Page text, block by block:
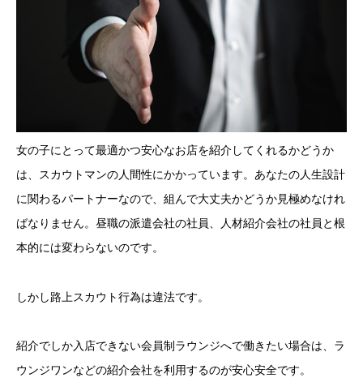
女の子にとって最適かつ安心なお店を紹介してくれるかどうか
は、スカウトマンの人間性にかかっています。あなたの人生設計
に関わるパートナーなので、組んで大丈夫かどうか見極めなけれ
ばなりません。昼職の派遣会社の社員、人材紹介会社の社員と根
本的には変わらないのです。
しかし路上スカウト行為は違法です。
紹介でしか入店できない会員制ラウンジへで働きたい場合は、ラ
ウンジワンなどの紹介会社を利用するのが安心安全です。